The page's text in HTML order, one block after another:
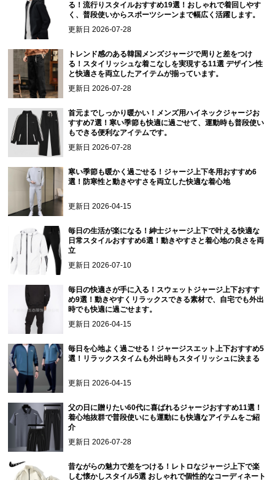
る！流行りスタイルおすすめ19選！おしゃれで着回しやす
く、普段使いからスポーツシーンまで幅広く活躍します。
更新日2026-07-28
トレンド感のある韓国メンズジャージで周りと差をつけ
る！スタイリッシュな着こなしを実現する11選 デザイン性
と快適さを両立したアイテムが揃っています。
更新日2026-07-28
首元までしっかり暖かい！メンズ用ハイネックジャージお
すすめ7選！寒い季節も快適に過ごせて、運動時も普段使い
もできる便利なアイテムです。
更新日2026-07-28
寒い季節も暖かく過ごせる！ジャージ上下冬用おすすめ6
選！防寒性と動きやすさを両立した快適な着心地
更新日2026-04-15
毎日の生活が楽になる！紳士ジャージ上下で叶える快適な
日常スタイルおすすめ6選！動きやすさと着心地の良さを両
立
更新日2026-07-10
毎日の快適さが手に入る！スウェットジャージ上下おすす
め9選！動きやすくリラックスできる素材で、自宅でも外出
時でも快適に過ごせます。
更新日2026-04-15
毎日を心地よく過ごせる！ジャージスエット上下おすすめ5
選！リラックスタイムも外出時もスタイリッシュに決まる
更新日2026-04-15
父の日に贈りたい60代に喜ばれるジャージおすすめ11選！
着心地抜群で普段使いにも運動にも快適なアイテムをご紹
介
更新日2026-07-28
昔ながらの魅力で差をつける！レトロなジャージ上下で楽
しむ懐かしスタイル5選 おしゃれで個性的なコーディネート